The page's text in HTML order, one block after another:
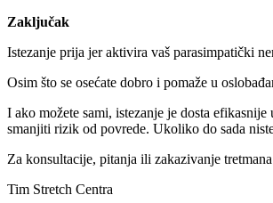
Zaključak
Istezanje prija jer aktivira vaš parasimpatički
Osim što se osećate dobro i pomaže u
I ako možete sami, istezanje je dosta
smanjiti rizik od povrede. Ukoliko do sada
Za konsultacije, pitanja ili zakazivanje
Tim Stretch Centra